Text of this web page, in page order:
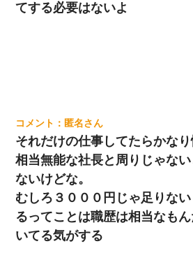
てする必要はないよ
匿名
それだけの仕事してたらかな
相当無能な社長と周りじゃな
ないけどな。
むしろ３０００円じゃ足りな
るってことは職歴は相当なも
いてる気がする